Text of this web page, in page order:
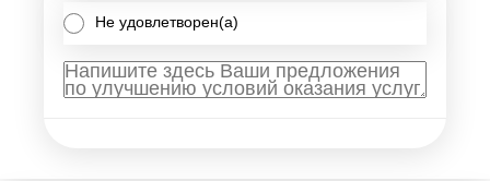
Не удовлетворен(а)